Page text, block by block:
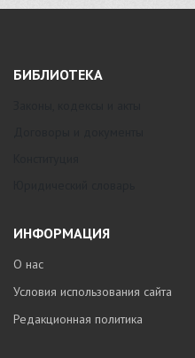
БИБЛИОТЕКА
ИНФОРМАЦИЯ
О нас
Условия использования сайта
Редакционная политика